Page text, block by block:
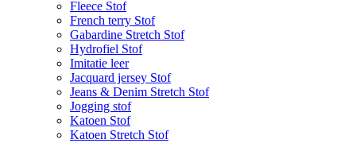
Fleece Stof
French terry Stof
Gabardine Stretch Stof
Hydrofiel Stof
Imitatie leer
Jacquard jersey Stof
Jeans & Denim Stretch Stof
Jogging stof
Katoen Stof
Katoen Stretch Stof